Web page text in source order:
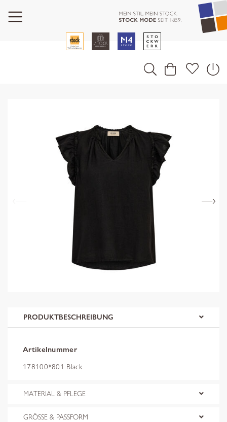
PRODUKTBESCHREIBUNG
Artikelnummer
178100*801 Black
MATERIAL & PFLEGE
GRÖSSE & PASSFORM